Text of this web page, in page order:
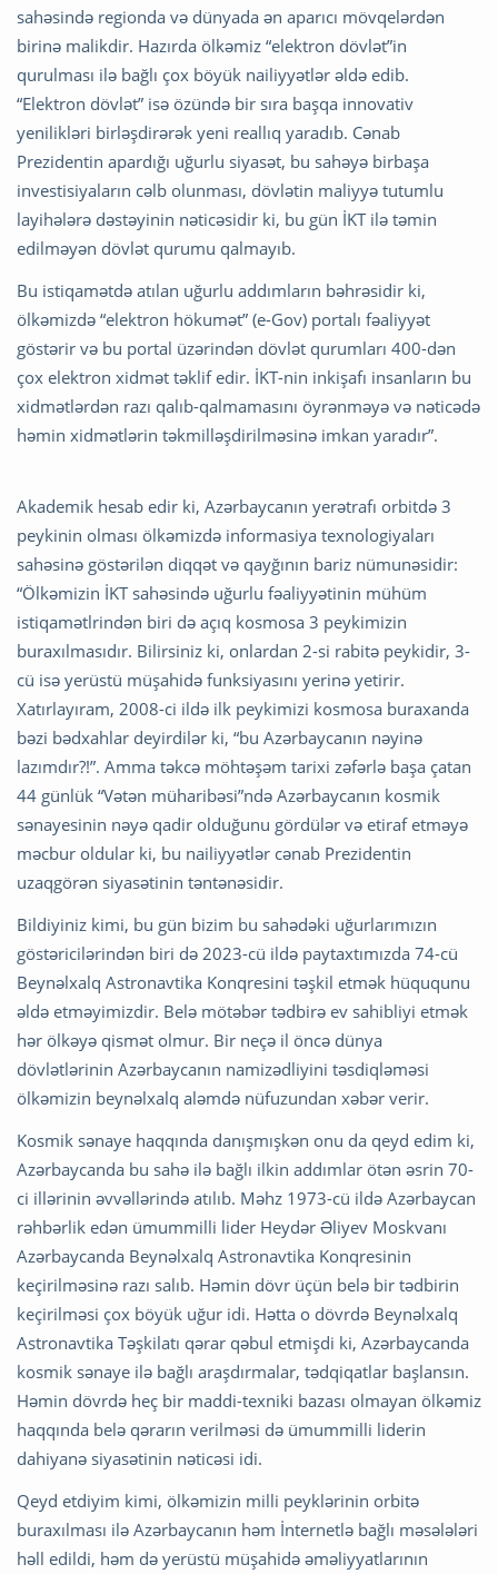
sahəsində regionda və dünyada ən aparıcı mövqelərdən
birinə malikdir. Hazırda ölkəmiz “elektron dövlət”in
qurulması ilə bağlı çox böyük nailiyyətlər əldə edib.
“Elektron dövlət” isə özündə bir sıra başqa innovativ
yenilikləri birləşdirərək yeni reallıq yaradıb. Cənab
Prezidentin apardığı uğurlu siyasət, bu sahəyə birbaşa
investisiyaların cəlb olunması, dövlətin maliyyə tutumlu
layihələrə dəstəyinin nəticəsidir ki, bu gün İKT ilə təmin
edilməyən dövlət qurumu qalmayıb.
Bu istiqamətdə atılan uğurlu addımların bəhrəsidir ki,
ölkəmizdə “elektron hökumət” (e-Gov) portalı fəaliyyət
göstərir və bu portal üzərindən dövlət qurumları 400-dən
çox elektron xidmət təklif edir. İKT-nin inkişafı insanların bu
xidmətlərdən razı qalıb-qalmamasını öyrənməyə və nəticədə
həmin xidmətlərin təkmilləşdirilməsinə imkan yaradır”.
Akademik hesab edir ki, Azərbaycanın yerətrafı orbitdə 3
peykinin olması ölkəmizdə informasiya texnologiyaları
sahəsinə göstərilən diqqət və qayğının bariz nümunəsidir:
“Ölkəmizin İKT sahəsində uğurlu fəaliyyətinin mühüm
istiqamətlrindən biri də açıq kosmosa 3 peykimizin
buraxılmasıdır. Bilirsiniz ki, onlardan 2-si rabitə peykidir, 3-
cü isə yerüstü müşahidə funksiyasını yerinə yetirir.
Xatırlayıram, 2008-ci ildə ilk peykimizi kosmosa buraxanda
bəzi bədxahlar deyirdilər ki, “bu Azərbaycanın nəyinə
lazımdır?!”. Amma təkcə möhtəşəm tarixi zəfərlə başa çatan
44 günlük “Vətən müharibəsi”ndə Azərbaycanın kosmik
sənayesinin nəyə qadir olduğunu gördülər və etiraf etməyə
məcbur oldular ki, bu nailiyyətlər cənab Prezidentin
uzaqgörən siyasətinin təntənəsidir.
Bildiyiniz kimi, bu gün bizim bu sahədəki uğurlarımızın
göstəricilərindən biri də 2023-cü ildə paytaxtımızda 74-cü
Beynəlxalq Astronavtika Konqresini təşkil etmək hüququnu
əldə etməyimizdir. Belə mötəbər tədbirə ev sahibliyi etmək
hər ölkəyə qismət olmur. Bir neçə il öncə dünya
dövlətlərinin Azərbaycanın namizədliyini təsdiqləməsi
ölkəmizin beynəlxalq aləmdə nüfuzundan xəbər verir.
Kosmik sənaye haqqında danışmışkən onu da qeyd edim ki,
Azərbaycanda bu sahə ilə bağlı ilkin addımlar ötən əsrin 70-
ci illərinin əvvəllərində atılıb. Məhz 1973-cü ildə Azərbaycan
rəhbərlik edən ümummilli lider Heydər Əliyev Moskvanı
Azərbaycanda Beynəlxalq Astronavtika Konqresinin
keçirilməsinə razı salıb. Həmin dövr üçün belə bir tədbirin
keçirilməsi çox böyük uğur idi. Hətta o dövrdə Beynəlxalq
Astronavtika Təşkilatı qərar qəbul etmişdi ki, Azərbaycanda
kosmik sənaye ilə bağlı araşdırmalar, tədqiqatlar başlansın.
Həmin dövrdə heç bir maddi-texniki bazası olmayan ölkəmiz
haqqında belə qərarın verilməsi də ümummilli liderin
dahiyanə siyasətinin nəticəsi idi.
Qeyd etdiyim kimi, ölkəmizin milli peyklərinin orbitə
buraxılması ilə Azərbaycanın həm İnternetlə bağlı məsələləri
həll edildi, həm də yerüstü müşahidə əməliyyatlarının